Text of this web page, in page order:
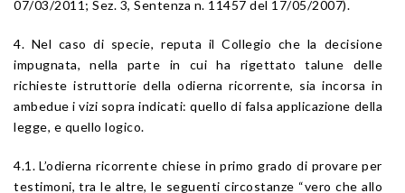
07/03/2011; Sez. 3, Sentenza n. 11457 del 17/05/2007).
4. Nel caso di specie, reputa il Collegio che la decisione
impugnata, nella parte in cui ha rigettato talune delle
richieste istruttorie della odierna ricorrente, sia incorsa in
ambedue i vizi sopra indicati: quello di falsa applicazione della
legge, e quello logico.
4.1. L’odierna ricorrente chiese in primo grado di provare per
testimoni, tra le altre, le seguenti circostanze “vero che allo